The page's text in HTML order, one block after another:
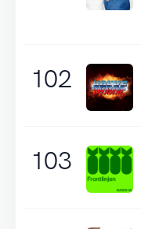
102
103